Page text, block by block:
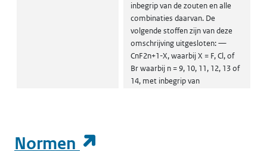
inbegrip van de zouten en alle
combinaties daarvan. De
volgende stoffen zijn van deze
omschrijving uitgesloten: —
CnF2n+1-X, waarbij X = F, Cl, of
Br waarbij n = 9, 10, 11, 12, 13 of
14, met inbegrip van
Normen